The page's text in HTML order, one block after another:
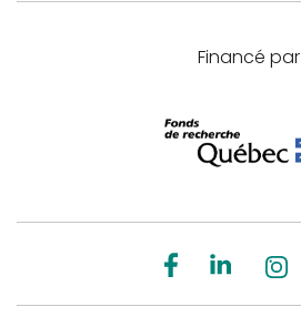
Financé par